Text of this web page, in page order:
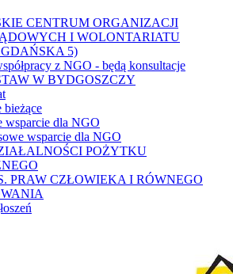
CENTRUM ORGANIZACJI
I WOLONTARIATU
5)
z NGO - będą konsultacje
W BYDGOSZCZY
bieżące
wsparcie dla NGO
wsparcie dla NGO
POŻYTKU
PRAW CZŁOWIEKA I RÓWNEGO